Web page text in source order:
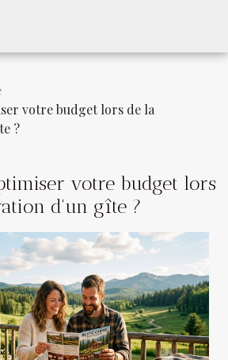
votre budget lors de la
?
votre budget lors
d'un gîte ?